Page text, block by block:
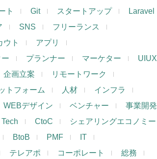
ト Git スタートアップ
Laravel
SNS
フリーランス
ウト
アプリ
プランナー マーケター
UIUX
企画立案
リモートワーク
トフォーム 人材
インフラ
WEBデザイン ベンチャー
事業開発
CtoC
シェアリングエコノミー
BtoB PMF
IT
テレアポ コーポレート
総務